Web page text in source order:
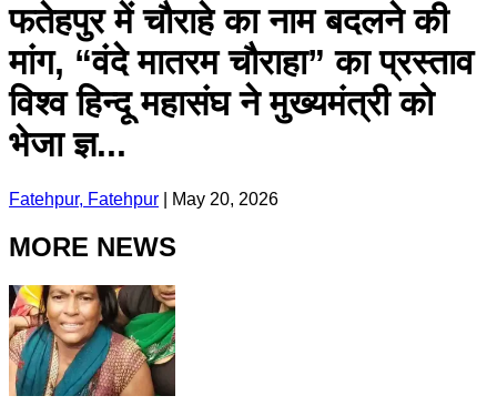
फतेहपुर में चौराहे का नाम बदलने की
मांग, “वंदे मातरम चौराहा” का प्रस्ताव
विश्व हिन्दू महासंघ ने मुख्यमंत्री को
भेजा ज्ञ...
Fatehpur, Fatehpur May 20, 2026
MORE NEWS